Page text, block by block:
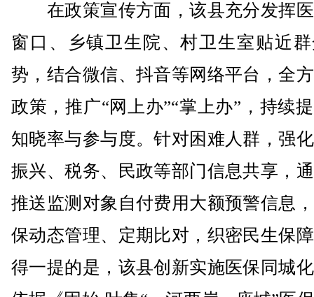
在政策宣传方面，该县充分发挥
窗口、乡镇卫生院、村卫生室贴近
势，结合微信、抖音等网络平台，全
政策，推广“网上办”“掌上办”，持续
知晓率与参与度。针对困难人群，强
振兴、税务、民政等部门信息共享，
推送监测对象自付费用大额预警信息
保动态管理、定期比对，织密民生保
得一提的是，该县创新实施医保同城